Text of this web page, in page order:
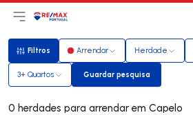
Abri menu principal
LogoIr para página inicial
Filtros
Filtros Arrendar Herdade
3+ Quartos Guardar pesquisa
Guardar pesquisa
0 herdades para arrendar em Capelo